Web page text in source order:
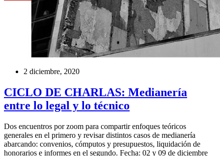
2 diciembre, 2020
CICLO DE CHARLAS: Medianería
entre lo legal y lo técnico
Dos encuentros por zoom para compartir enfoques teóricos
generales en el primero y revisar distintos casos de medianería
abarcando: convenios, cómputos y presupuestos, liquidación de
honorarios e informes en el segundo. Fecha: 02 y 09 de diciembre